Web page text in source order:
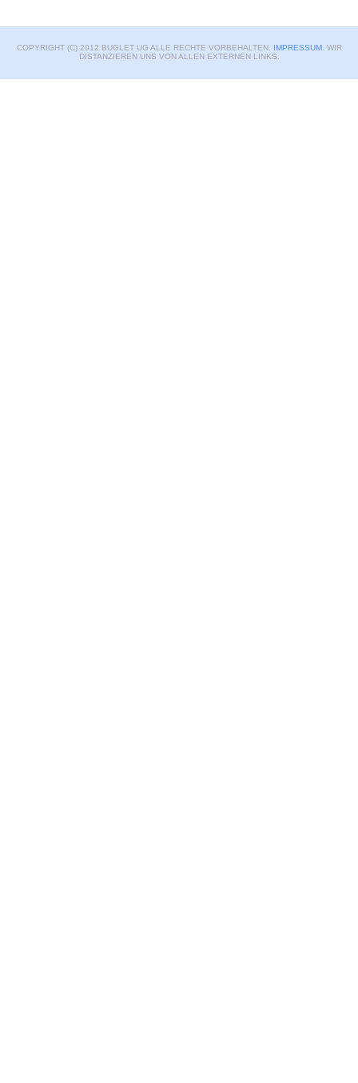
COPYRIGHT (C) 2012 BUGLET UG ALLE RECHTE VORBEHALTEN. IMPRESSUM. WIR
DISTANZIEREN UNS VON ALLEN EXTERNEN LINKS.